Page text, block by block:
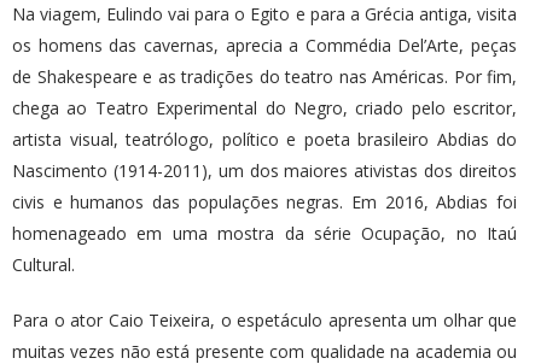
Na viagem, Eulindo vai para o Egito e para a Grécia antiga, visita
os homens das cavernas, aprecia a Commédia Del’Arte, peças
de Shakespeare e as tradições do teatro nas Américas. Por fim,
chega ao Teatro Experimental do Negro, criado pelo escritor,
artista visual, teatrólogo, político e poeta brasileiro Abdias do
Nascimento (1914-2011), um dos maiores ativistas dos direitos
civis e humanos das populações negras. Em 2016, Abdias foi
homenageado em uma mostra da série Ocupação, no Itaú
Cultural.
Para o ator Caio Teixeira, o espetáculo apresenta um olhar que
muitas vezes não está presente com qualidade na academia ou